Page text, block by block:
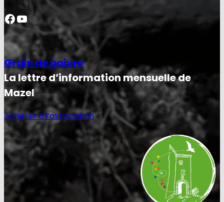
Facebook YouTube
Grain de poivre
La lettre d’information mensuelle de
Mazel
Adhérer à l’association